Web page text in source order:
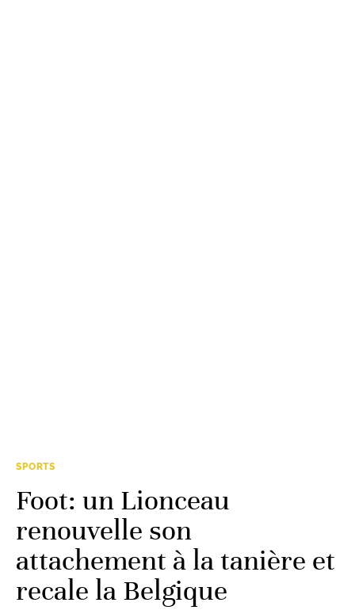
SPORTS
Foot: un Lionceau
renouvelle son
attachement à la tanière et
recale la Belgique